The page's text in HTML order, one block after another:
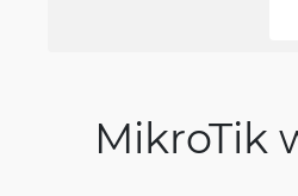
MikroTik